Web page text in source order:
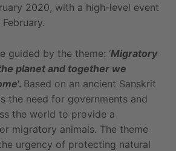
2020, with a high-level event
guided by the theme: ‘Migratory
planet and together we
’. Based on an ancient Sanskrit
the need for governments and
the world to provide a
migratory animals. The theme
urgency of protecting natural